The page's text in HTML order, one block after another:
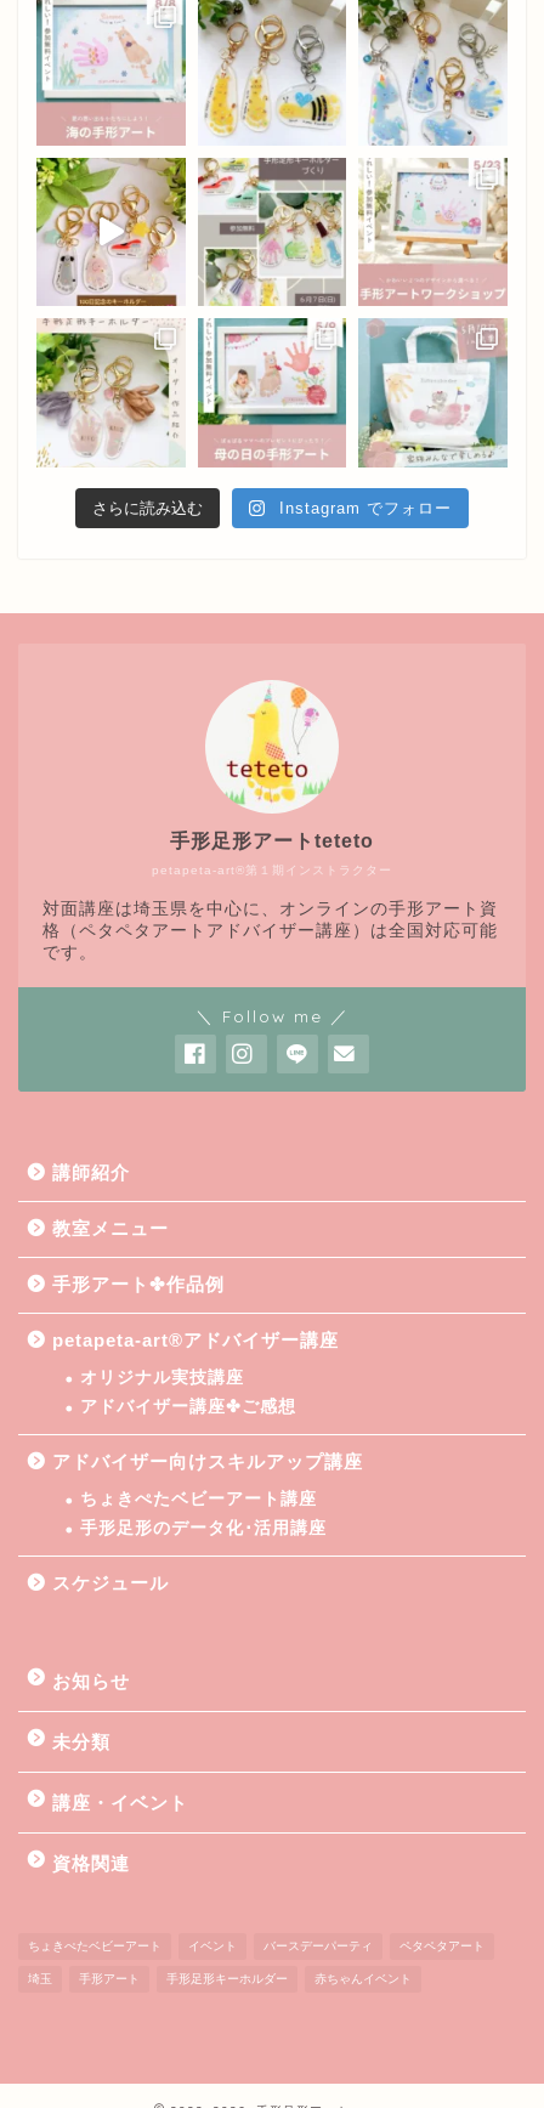
さらに読み込む Instagram でフォロー
petapeta-art®第１期インストラクター
手形足形アートteteto
対面講座は埼玉県を中心に、オンラインの手形アート資
格（ペタペタアートアドバイザー講座）は全国対応可能
です。
＼ Follow me ／
講師紹介
教室メニュー
手形アート✤作品例
petapeta-art®アドバイザー講座
オリジナル実技講座
アドバイザー講座✤ご感想
アドバイザー向けスキルアップ講座
ちょきぺたベビーアート講座
手形足形のデータ化･活用講座
スケジュール
お知らせ
未分類
講座・イベント
資格関連
ちょきぺたベビーアート イベント バースデーパーティ ペタペタアート
埼玉 手形アート 手形足形キーホルダー 赤ちゃんイベント